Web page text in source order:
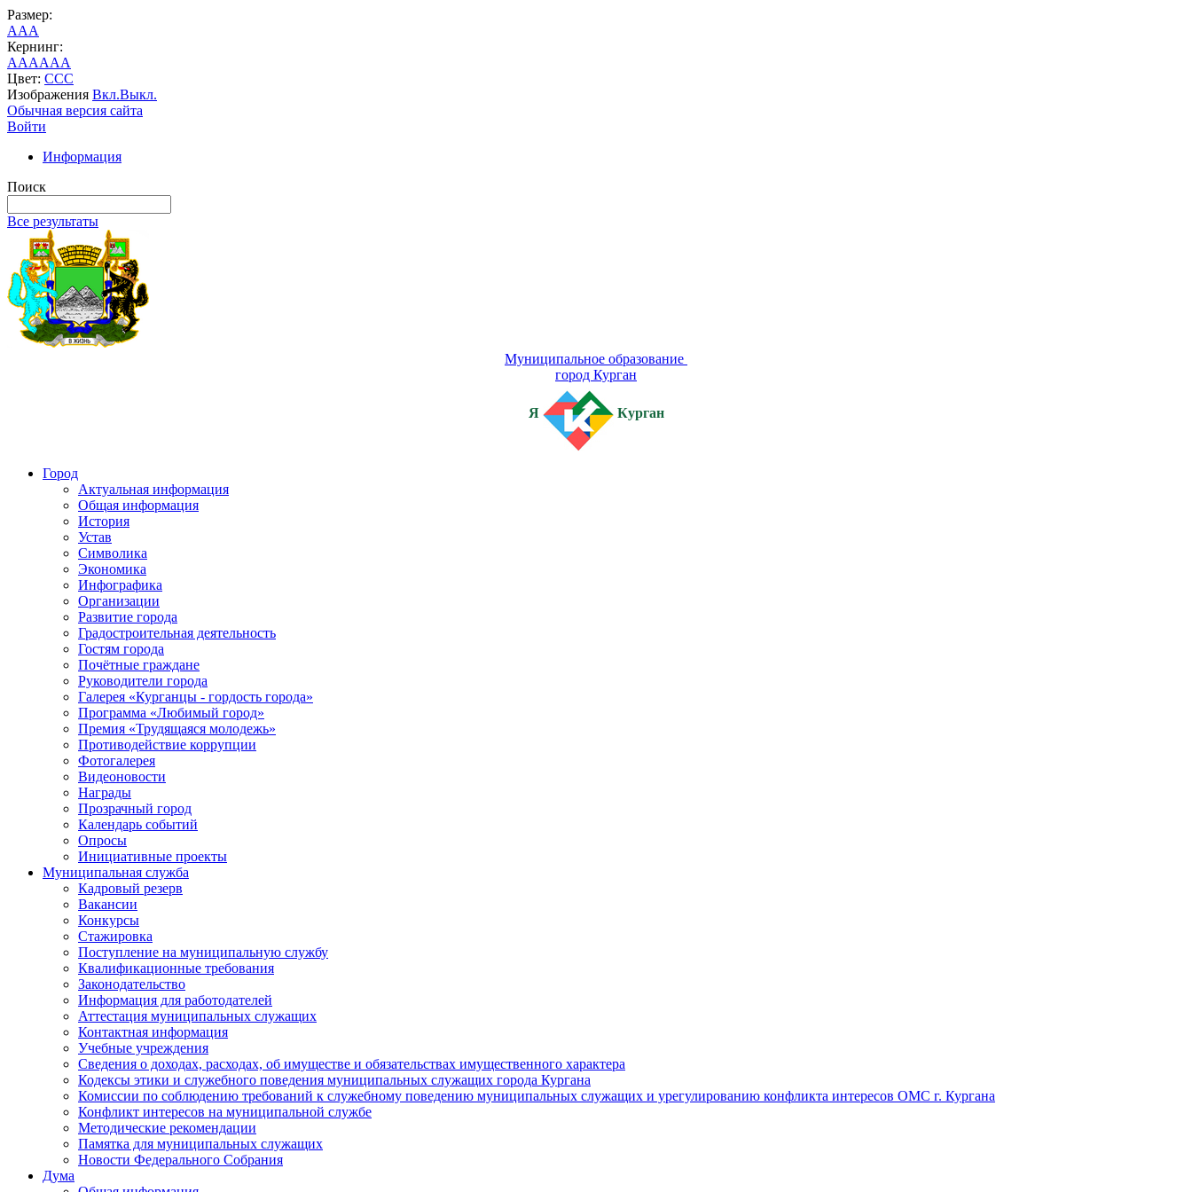
Размер:
AAA
Кернинг:
AAAAAA
Цвет: CCC
Изображения Вкл.Выкл.
Обычная версия сайта
Войти
Информация
Поиск
Все результаты
Муниципальное образование
город Курган
Я Курган
Город
Актуальная информация
Общая информация
История
Устав
Символика
Экономика
Инфографика
Организации
Развитие города
Градостроительная деятельность
Гостям города
Почётные граждане
Руководители города
Галерея «Курганцы - гордость города»
Программа «Любимый город»
Премия «Трудящаяся молодежь»
Противодействие коррупции
Фотогалерея
Видеоновости
Награды
Прозрачный город
Календарь событий
Опросы
Инициативные проекты
Муниципальная служба
Кадровый резерв
Вакансии
Конкурсы
Стажировка
Поступление на муниципальную службу
Квалификационные требования
Законодательство
Информация для работодателей
Аттестация муниципальных служащих
Контактная информация
Учебные учреждения
Сведения о доходах, расходах, об имуществе и обязательствах имущественного характера
Кодексы этики и служебного поведения муниципальных служащих города Кургана
Комиссии по соблюдению требований к служебному поведению муниципальных служащих и урегулированию конфликта интересов ОМС г. Кургана
Конфликт интересов на муниципальной службе
Методические рекомендации
Памятка для муниципальных служащих
Новости Федерального Cобрания
Дума